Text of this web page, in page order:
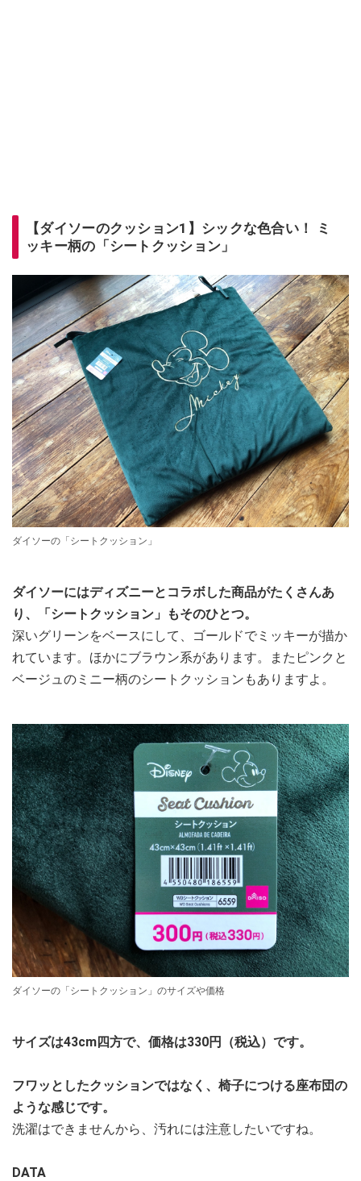
【ダイソーのクッション1】シックな色合い！ ミ
ッキー柄の「シートクッション」
ダイソーの「シートクッション」
ダイソーにはディズニーとコラボした商品がたくさんあ
り、「シートクッション」もそのひとつ。
深いグリーンをベースにして、ゴールドでミッキーが描か
れています。ほかにブラウン系があります。またピンクと
ベージュのミニー柄のシートクッションもありますよ。
ダイソーの「シートクッション」のサイズや価格
サイズは43cm四方で、価格は330円（税込）です。
フワッとしたクッションではなく、椅子につける座布団の
ような感じです。
洗濯はできませんから、汚れには注意したいですね。
DATA